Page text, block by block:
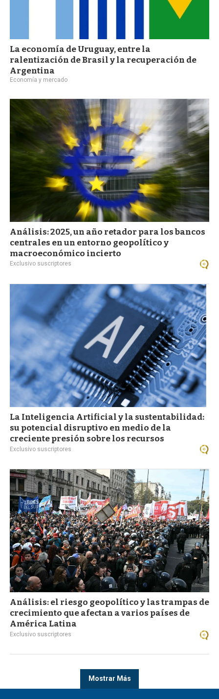
La economía de Uruguay, entre la
ralentización de Brasil y la recuperación de
Argentina
Economía y mercado
Análisis: 2025, un año retador para los bancos
centrales en un entorno geopolítico y
macroeconómico incierto
Exclusivo suscriptores
La Inteligencia Artificial y la sustentabilidad:
su potencial disruptivo en medio de la
creciente presión sobre los recursos
Exclusivo suscriptores
Análisis: el riesgo geopolítico y las trampas de
crecimiento que afectan a varios países de
América Latina
Exclusivo suscriptores
Mostrar Más